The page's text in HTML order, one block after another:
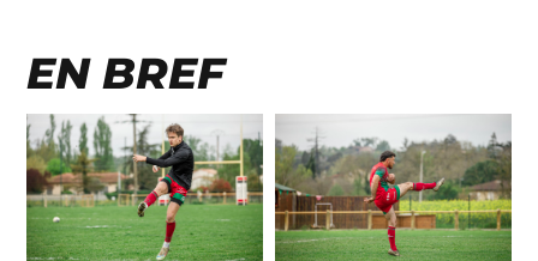
EN BREF